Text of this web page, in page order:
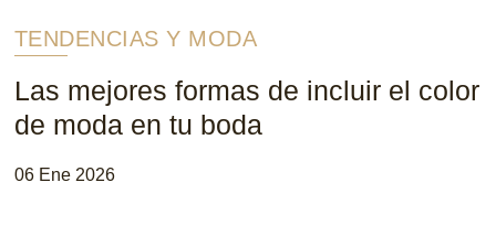
TENDENCIAS Y MODA
Las mejores formas de incluir el color
de moda en tu boda
06 Ene 2026